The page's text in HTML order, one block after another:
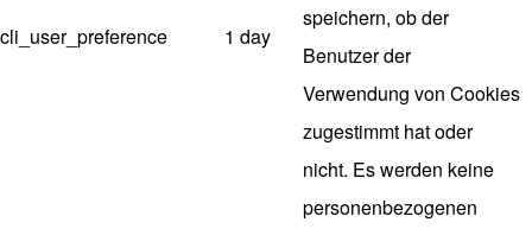
cli_user_preference 1 day
speichern, ob der
Benutzer der
Verwendung von Cookies
zugestimmt hat oder
nicht. Es werden keine
personenbezogenen